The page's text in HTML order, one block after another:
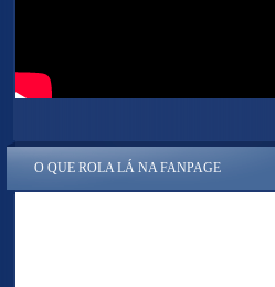
O QUE ROLA LÁ NA FANPAGE